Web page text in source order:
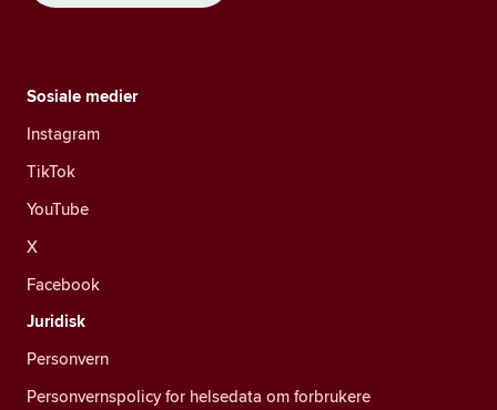
Sosiale medier
Instagram
TikTok
YouTube
X
Facebook
Juridisk
Personvern
Personvernspolicy for helsedata om forbrukere